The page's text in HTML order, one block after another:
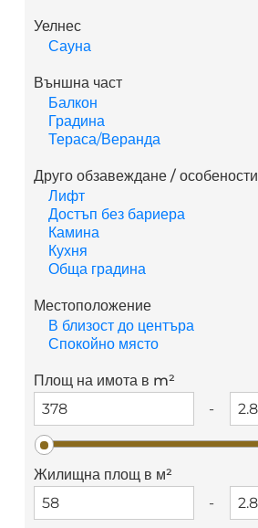
Уелнес
Сауна
Външна част
Балкон
Градина
Тераса/Веранда
Друго обзавеждане / особености
Лифт
Достъп без бариера
Камина
Кухня
Обща градина
Местоположение
В близост до центъра
Спокойно място
Площ на имота в m²
-
Жилищна площ в м²
-